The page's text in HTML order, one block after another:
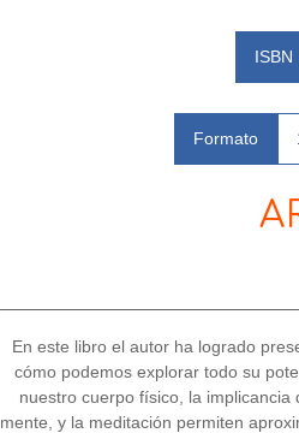
ISBN
Formato
En este libro el autor ha logrado
cómo podemos explorar todo su
nuestro cuerpo físico, la
mente, y la meditación permiten